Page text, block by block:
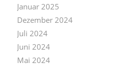
Januar 2025
Dezember 2024
Juli 2024
Juni 2024
Mai 2024